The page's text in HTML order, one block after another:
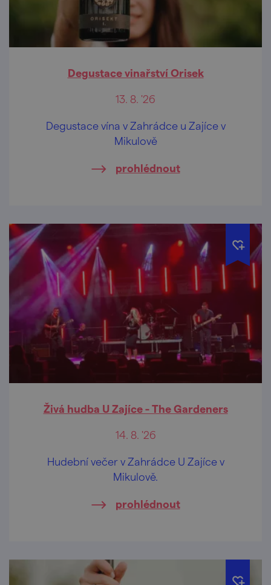
Degustace vinařství Orisek
13. 8. '26
Degustace vína v Zahrádce u Zajíce v
Mikulově
prohlédnout
Živá hudba U Zajíce - The Gardeners
14. 8. '26
Hudební večer v Zahrádce U Zajíce v
Mikulově.
prohlédnout